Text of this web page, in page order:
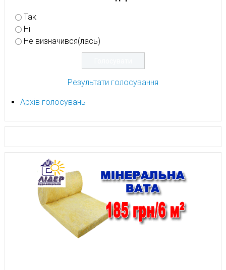
Так
Ні
Не визначився(лась)
Результати голосування
Архів голосувань